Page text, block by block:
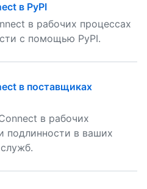
в PyPI
в рабочих процессах
с помощью PyPI.
в поставщиках
в рабочих
подлинности в ваших